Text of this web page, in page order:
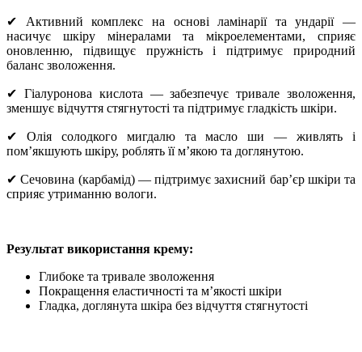
✔ Активний комплекс на основі ламінарії та ундарії —
насичує шкіру мінералами та мікроелементами, сприяє
оновленню, підвищує пружність і підтримує природний
баланс зволоження.
✔ Гіалуронова кислота — забезпечує тривале зволоження,
зменшує відчуття стягнутості та підтримує гладкість шкіри.
✔ Олія солодкого мигдалю та масло ши — живлять і
пом’якшують шкіру, роблять її м’якою та доглянутою.
✔ Сечовина (карбамід) — підтримує захисний бар’єр шкіри та
сприяє утриманню вологи.
Результат використання крему:
Глибоке та тривале зволоження
Покращення еластичності та м’якості шкіри
Гладка, доглянута шкіра без відчуття стягнутості